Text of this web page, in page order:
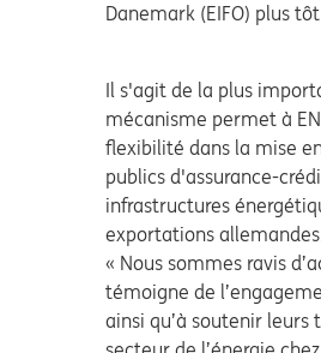
Danemark (EIFO) plus
Il s'agit de la plus
mécanisme permet à
flexibilité dans la mise
publics d'assurance-
infrastructures
exportations
« Nous sommes ravis
témoigne de
ainsi qu’à soutenir leurs